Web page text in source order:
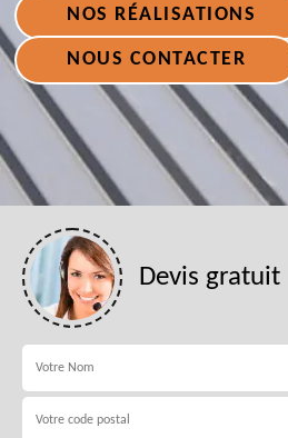
NOS RÉALISATIONS
NOUS CONTACTER
Devis gratuit